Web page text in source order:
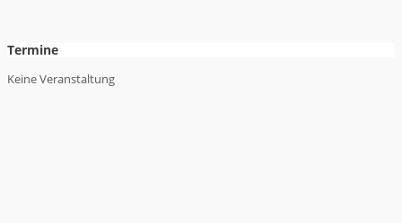
Termine
Keine Veranstaltung